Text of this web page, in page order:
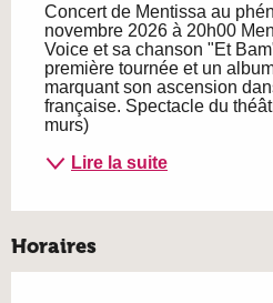
Concert de Mentissa au
novembre 2026 à 20h00
Voice et sa chanson "Et
première tournée et un
marquant son ascension
française. Spectacle du
murs)
Lire la suite
Horaires